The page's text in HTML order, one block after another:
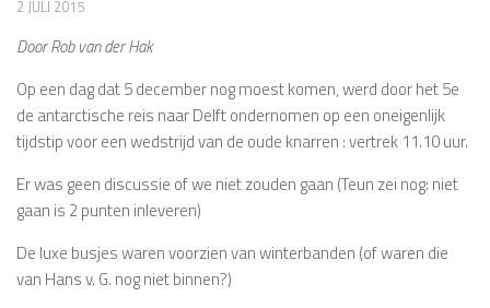
2 JULI 2015
Door Rob van der Hak
Op een dag dat 5 december nog moest komen, werd door het 5e
de antarctische reis naar Delft ondernomen op een oneigenlijk
tijdstip voor een wedstrijd van de oude knarren : vertrek 11.10 uur.
Er was geen discussie of we niet zouden gaan (Teun zei nog: niet
gaan is 2 punten inleveren)
De luxe busjes waren voorzien van winterbanden (of waren die
van Hans v. G. nog niet binnen?)